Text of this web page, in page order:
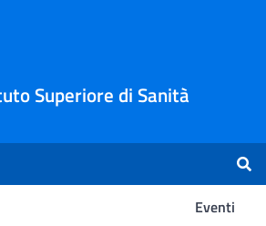
Superiore di Sanità
Eventi